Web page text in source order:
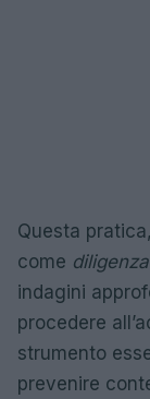
Questa
come
indagini
procedere
strumento
prevenire